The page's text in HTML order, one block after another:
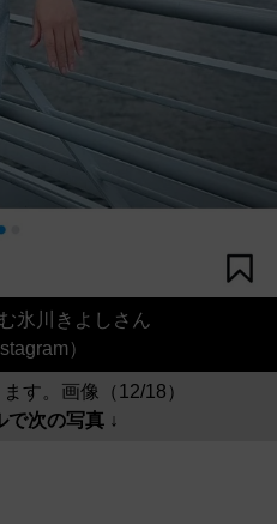
氷川きよしさん
）
す。画像（12/18）
で次の写真 ↓